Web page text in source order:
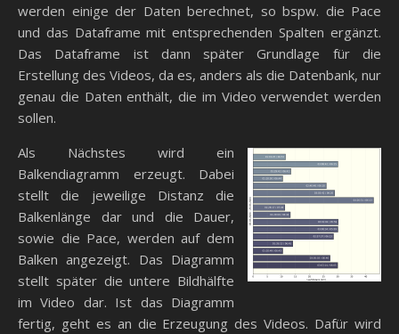
werden einige der Daten berechnet, so bspw. die Pace
und das Dataframe mit entsprechenden Spalten ergänzt.
Das Dataframe ist dann später Grundlage für die
Erstellung des Videos, da es, anders als die Datenbank, nur
genau die Daten enthält, die im Video verwendet werden
sollen.
Als Nächstes wird ein
Balkendiagramm erzeugt. Dabei
stellt die jeweilige Distanz die
Balkenlänge dar und die Dauer,
sowie die Pace, werden auf dem
Balken angezeigt. Das Diagramm
stellt später die untere Bildhälfte
im Video dar. Ist das Diagramm
fertig, geht es an die Erzeugung des Videos. Dafür wird